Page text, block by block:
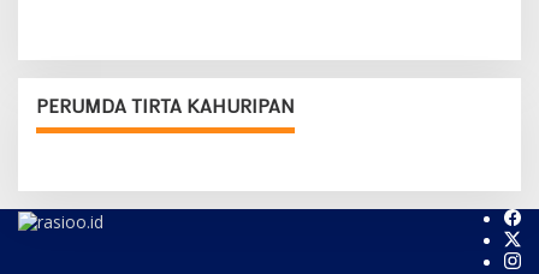
PERUMDA TIRTA KAHURIPAN